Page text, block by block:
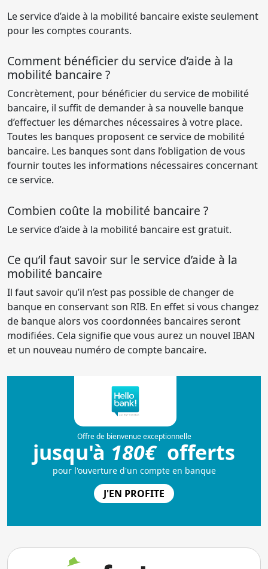
Le service d’aide à la mobilité bancaire existe seulement
pour les comptes courants.
Comment bénéficier du service d’aide à la
mobilité bancaire ?
Concrètement, pour bénéficier du service de mobilité
bancaire, il suffit de demander à sa nouvelle banque
d’effectuer les démarches nécessaires à votre place.
Toutes les banques proposent ce service de mobilité
bancaire. Les banques sont dans l’obligation de vous
fournir toutes les informations nécessaires concernant
ce service.
Combien coûte la mobilité bancaire ?
Le service d’aide à la mobilité bancaire est gratuit.
Ce qu’il faut savoir sur le service d’aide à la
mobilité bancaire
Il faut savoir qu’il n’est pas possible de changer de
banque en conservant son RIB. En effet si vous changez
de banque alors vos coordonnées bancaires seront
modifiées. Cela signifie que vous aurez un nouvel IBAN
et un nouveau numéro de compte bancaire.